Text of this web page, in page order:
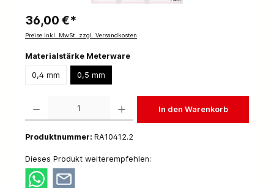
36,00 €*
Preise inkl. MwSt. zzgl. Versandkosten
Materialstärke Meterware
0,4 mm 0,5 mm
In den Warenkorb
Produktnummer: RA10412.2
Dieses Produkt weiterempfehlen: